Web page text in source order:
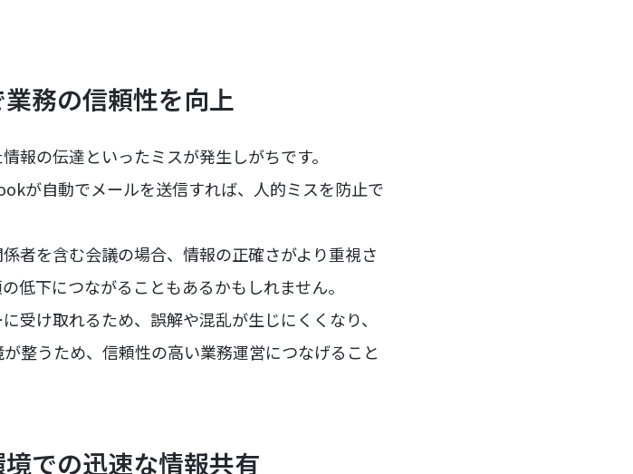
務の信頼性を向上
報の伝達といったミスが発生しがちです。
が自動でメールを送信すれば、人的ミスを防止で
者を含む会議の場合、情報の正確さがより重視さ
低下につながることもあるかもしれません。
受け取れるため、誤解や混乱が生じにくくなり、
整うため、信頼性の高い業務運営につなげること
での迅速な情報共有